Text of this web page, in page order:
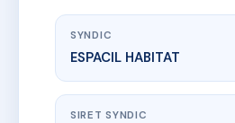
SYNDIC
ESPACIL HABITAT
SIRET SYNDIC